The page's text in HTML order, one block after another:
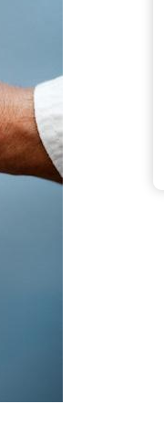
Mordue par une tique en
vacances, elle reste dans
le coma pendant 42 jours